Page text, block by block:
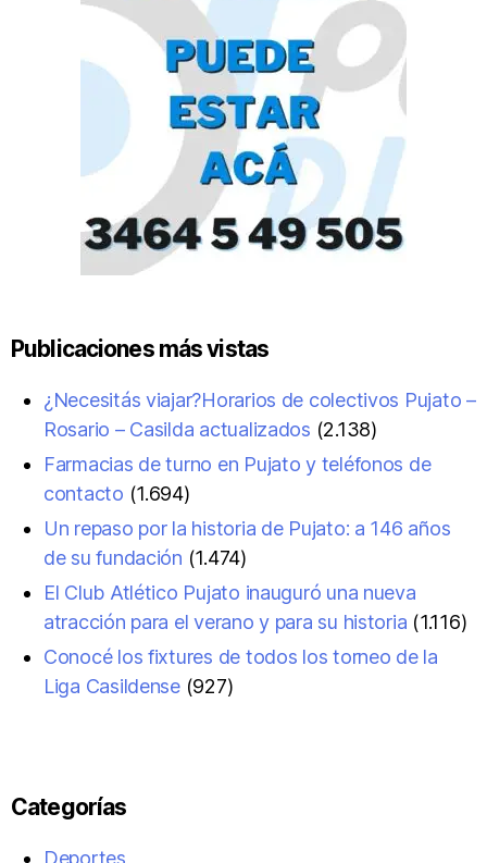
Publicaciones más vistas
¿Necesitás viajar?Horarios de colectivos Pujato –
Rosario – Casilda actualizados (2.138)
Farmacias de turno en Pujato y teléfonos de
contacto (1.694)
Un repaso por la historia de Pujato: a 146 años
de su fundación (1.474)
El Club Atlético Pujato inauguró una nueva
atracción para el verano y para su historia (1.116)
Conocé los fixtures de todos los torneo de la
Liga Casildense (927)
Categorías
Deportes